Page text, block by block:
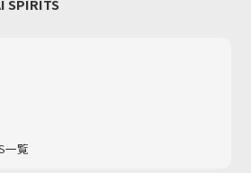
一覧